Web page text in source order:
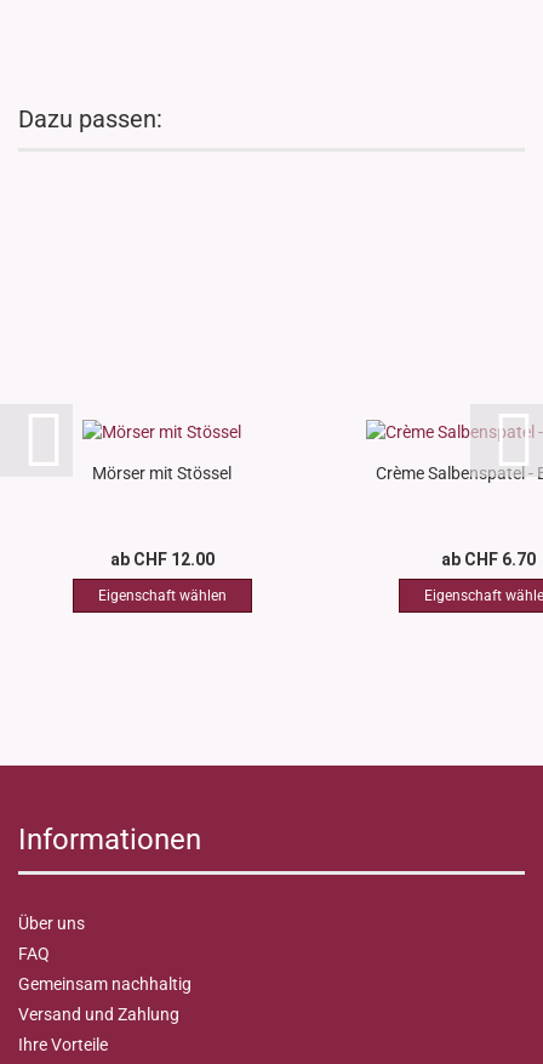
Dazu passen:
Mörser mit Stössel
ab CHF 12.00
Crème Salbenspatel -
ab CHF 6.70
Informationen
Über uns
FAQ
Gemeinsam nachhaltig
Versand und Zahlung
Ihre Vorteile